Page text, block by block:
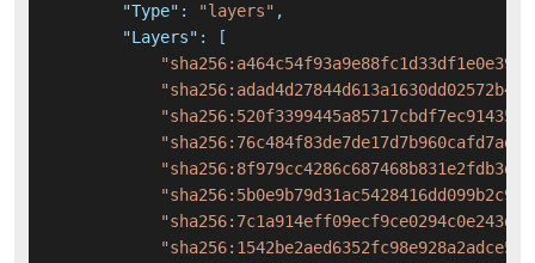
"Type" : "layers" ,
"Layers" :
[